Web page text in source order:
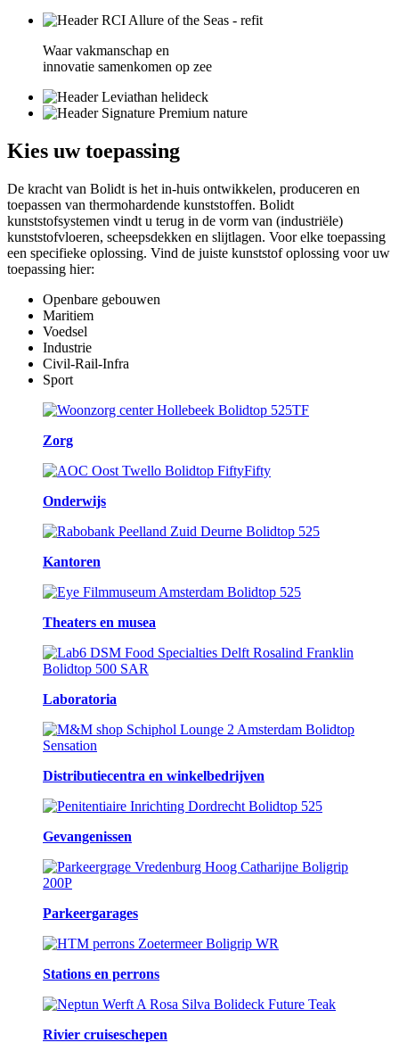
Waar vakmanschap en
innovatie samenkomen op zee
Kies uw toepassing
De kracht van Bolidt is het in-huis ontwikkelen, produceren en
toepassen van thermohardende kunststoffen. Bolidt
kunststofsystemen vindt u terug in de vorm van (industriële)
kunststofvloeren, scheepsdekken en slijtlagen. Voor elke toepassing
een specifieke oplossing. Vind de juiste kunststof oplossing voor uw
toepassing hier:
Openbare gebouwen
Maritiem
Voedsel
Industrie
Civil-Rail-Infra
Sport
Zorg
Onderwijs
Kantoren
Theaters en musea
Laboratoria
Distributiecentra en winkelbedrijven
Gevangenissen
Parkeergarages
Stations en perrons
Rivier cruiseschepen